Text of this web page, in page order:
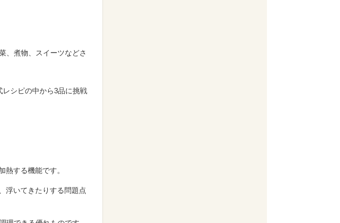
、煮物、スイーツなどさ
シピの中から3品に挑戦
する機能です。
浮いてきたりする問題点